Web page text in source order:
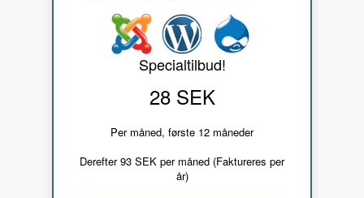
Specialtilbud!
28 SEK
Per måned, første 12 måneder
Derefter 93 SEK per måned (Faktureres per
år)